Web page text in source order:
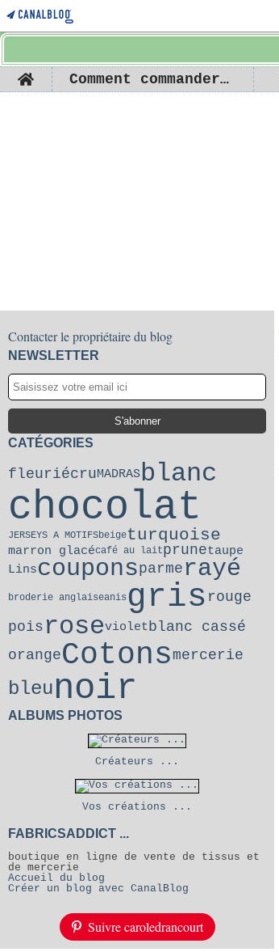
Home Comment commander ...
Contacter le propriétaire du blog
NEWSLETTER
CATÉGORIES
fleuriécruMADRASblanc
chocolat
JERSEYS A MOTIFSbeigeturquoise
marron glacécafé au laitprunetaupe
Linscouponsparme rayé
broderie anglaiseanis gris rouge
pois roseviolet blanc cassé
orangeCotons mercerie
bleunoir
ALBUMS PHOTOS
Créateurs ...
Vos créations ...
FABRICSADDICT ...
boutique en ligne de vente de tissus et
de mercerie
Accueil du blog
Créer un blog avec CanalBlog
Suivre caroledrancourt